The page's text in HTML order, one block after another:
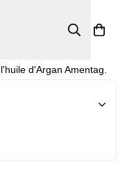
d'Argan Amentag.